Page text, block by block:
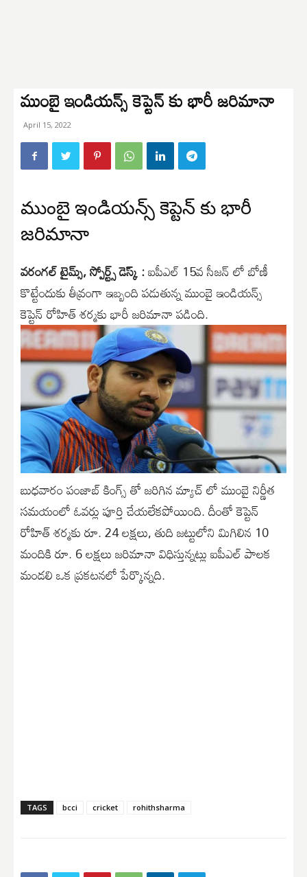
ముంబై ఇండియన్స్ కెప్టెన్ కు భారీ జరిమానా
April 15, 2022
ముంబై ఇండియన్స్ కెప్టెన్ కు భారీ
జరిమానా
వరంగల్ టైమ్స్, స్పోర్ట్స్ డెస్క్ :ఐపీఎల్ 15వ సీజన్ లో బోణీ
కొట్టేందుకు తీవ్రంగా ఇబ్బంది పడుతున్న ముంబై ఇండియన్స్
కెప్టెన్ రోహిత్ శర్మకు భారీ జరిమానా పడింది.
బుధవారం పంజాబ్ కింగ్స్ తో జరిగిన మ్యాచ్ లో ముంబై నిర్ణీత
సమయంలో ఓవర్లు పూర్తి చేయలేకపోయింది. దీంతో కెప్టెన్
రోహిత్ శర్మకు రూ. 24 లక్షలు, తుది జట్టులోని మిగిలిన 10
మందికి రూ. 6 లక్షలు జరిమానా విధిస్తున్నట్లు ఐపీఎల్ పాలక
మండలి ఒక ప్రకటనలో పేర్కొన్నది.
TAGS bcci cricket rohithsharma